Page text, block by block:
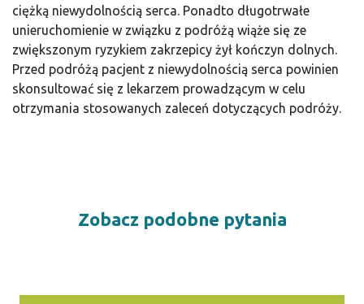
ciężką niewydolnością serca. Ponadto długotrwałe
unieruchomienie w związku z podróżą wiąże się ze
zwiększonym ryzykiem zakrzepicy żył kończyn dolnych.
Przed podróżą pacjent z niewydolnością serca powinien
skonsultować się z lekarzem prowadzącym w celu
otrzymania stosowanych zaleceń dotyczących podróży.
Zobacz podobne pytania